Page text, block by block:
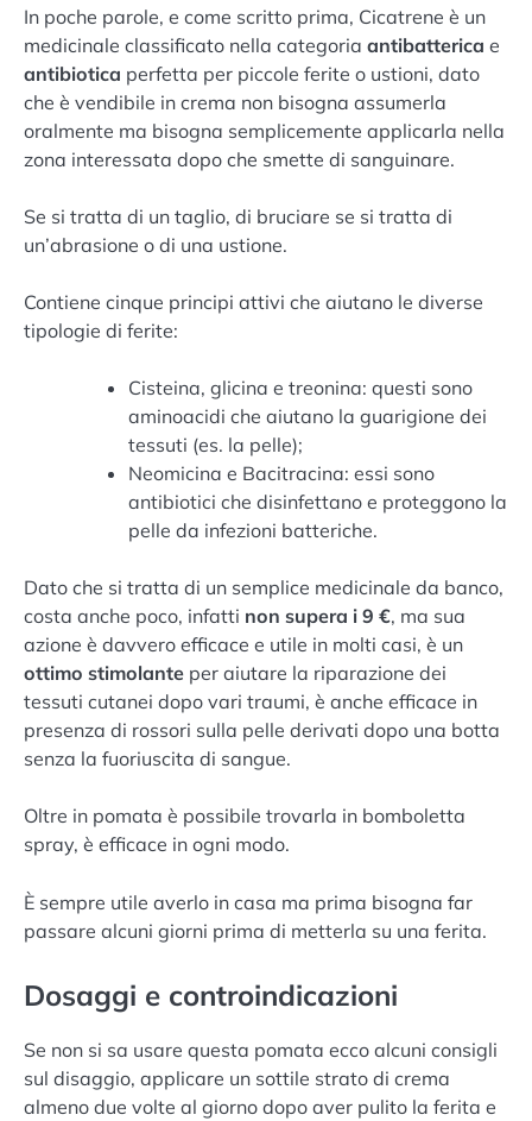
In poche parole, e come scritto prima, Cicatrene è un
medicinale classificato nella categoria antibatterica e
antibiotica perfetta per piccole ferite o ustioni, dato
che è vendibile in crema non bisogna assumerla
oralmente ma bisogna semplicemente applicarla nella
zona interessata dopo che smette di sanguinare.
Se si tratta di un taglio, di bruciare se si tratta di
un’abrasione o di una ustione.
Contiene cinque principi attivi che aiutano le diverse
tipologie di ferite:
Cisteina, glicina e treonina: questi sono
aminoacidi che aiutano la guarigione dei
tessuti (es. la pelle);
Neomicina e Bacitracina: essi sono
antibiotici che disinfettano e proteggono la
pelle da infezioni batteriche.
Dato che si tratta di un semplice medicinale da banco,
costa anche poco, infatti non supera i 9 €, ma sua
azione è davvero efficace e utile in molti casi, è un
ottimo stimolante per aiutare la riparazione dei
tessuti cutanei dopo vari traumi, è anche efficace in
presenza di rossori sulla pelle derivati dopo una botta
senza la fuoriuscita di sangue.
Oltre in pomata è possibile trovarla in bomboletta
spray, è efficace in ogni modo.
È sempre utile averlo in casa ma prima bisogna far
passare alcuni giorni prima di metterla su una ferita.
Dosaggi e controindicazioni
Se non si sa usare questa pomata ecco alcuni consigli
sul disaggio, applicare un sottile strato di crema
almeno due volte al giorno dopo aver pulito la ferita e